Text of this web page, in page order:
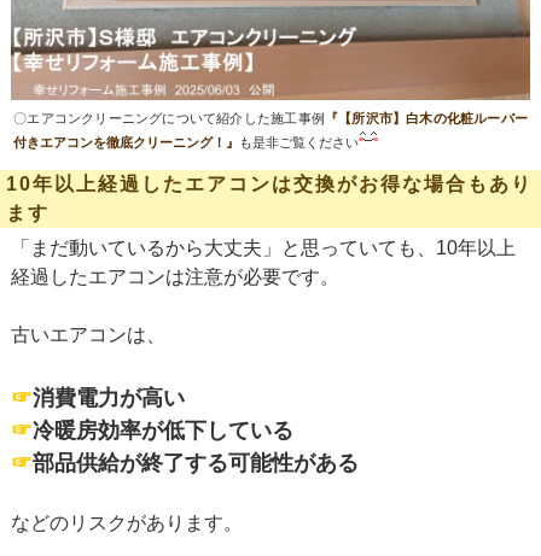
〇エアコンクリーニングについて紹介した施工事例 『【所沢市】白木の化粧ルーバー
付きエアコンを徹底クリーニング！』
も是非ご覧ください
10年以上経過したエアコンは交換がお得な場合もあり
ます
「まだ動いているから大丈夫」と思っていても、10年以上
経過したエアコンは注意が必要です。
古いエアコンは、
☞消費電力が高い
☞冷暖房効率が低下している
☞部品供給が終了する可能性がある
などのリスクがあります。